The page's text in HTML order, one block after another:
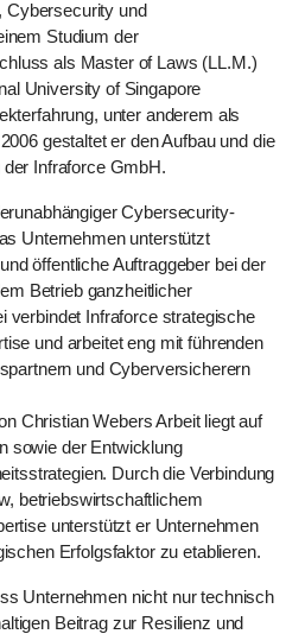
Cybersecurity und
Studium der
als Master of Laws (LL.M.)
University of Singapore
unter anderem als
gestaltet er den Aufbau und die
Infraforce GmbH.
Cybersecurity-
Unternehmen unterstützt
öffentliche Auftraggeber bei der
Betrieb ganzheitlicher
verbindet Infraforce strategische
und arbeitet eng mit führenden
und Cyberversicherern
Christian Webers Arbeit liegt auf
sowie der Entwicklung
Durch die Verbindung
betriebswirtschaftlichem
unterstützt er Unternehmen
Erfolgsfaktor zu etablieren.
Unternehmen nicht nur technisch
Beitrag zur Resilienz und